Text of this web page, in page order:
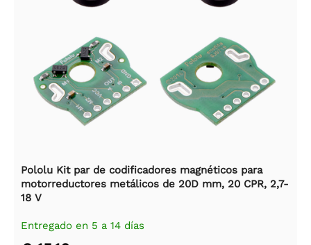
Pololu Kit par de codificadores magnéticos para
motorreductores metálicos de 20D mm, 20 CPR, 2,7-
18 V
Entregado en 5 a 14 días